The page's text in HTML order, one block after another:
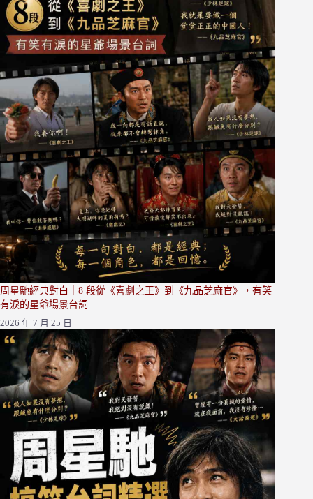
周星馳經典對白｜8 段從《喜劇之王》到《九品芝麻官》，有笑
有淚的星爺場景台詞
2026 年 7 月 25 日